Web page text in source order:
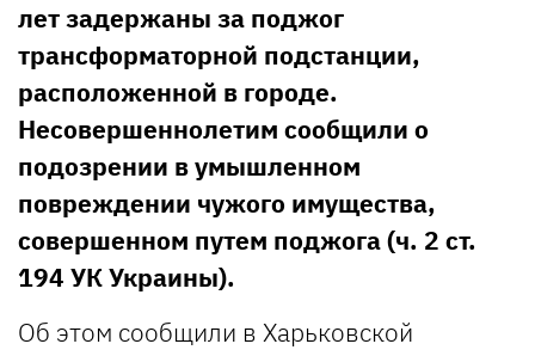
лет задержаны за поджог
трансформаторной подстанции,
расположенной в городе.
Несовершеннолетим сообщили о
подозрении в умышленном
повреждении чужого имущества,
совершенном путем поджога (ч. 2 ст.
194 УК Украины).
Об этом сообщили в Харьковской